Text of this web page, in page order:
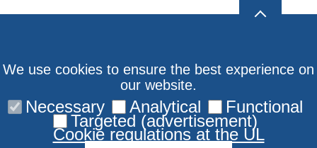
We use cookies to ensure the best experience on
our website.
Necessary Analytical Functional
Targeted (advertisement)
Cookie regulations at the UL